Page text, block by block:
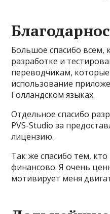
Большое спасибо всем,
разработке и
переводчикам,
использование
Голландском языках.
Отдельное спасибо
PVS-Studio за
лицензию.
Так же спасибо тем,
финансово. Я очень
мотивирует меня